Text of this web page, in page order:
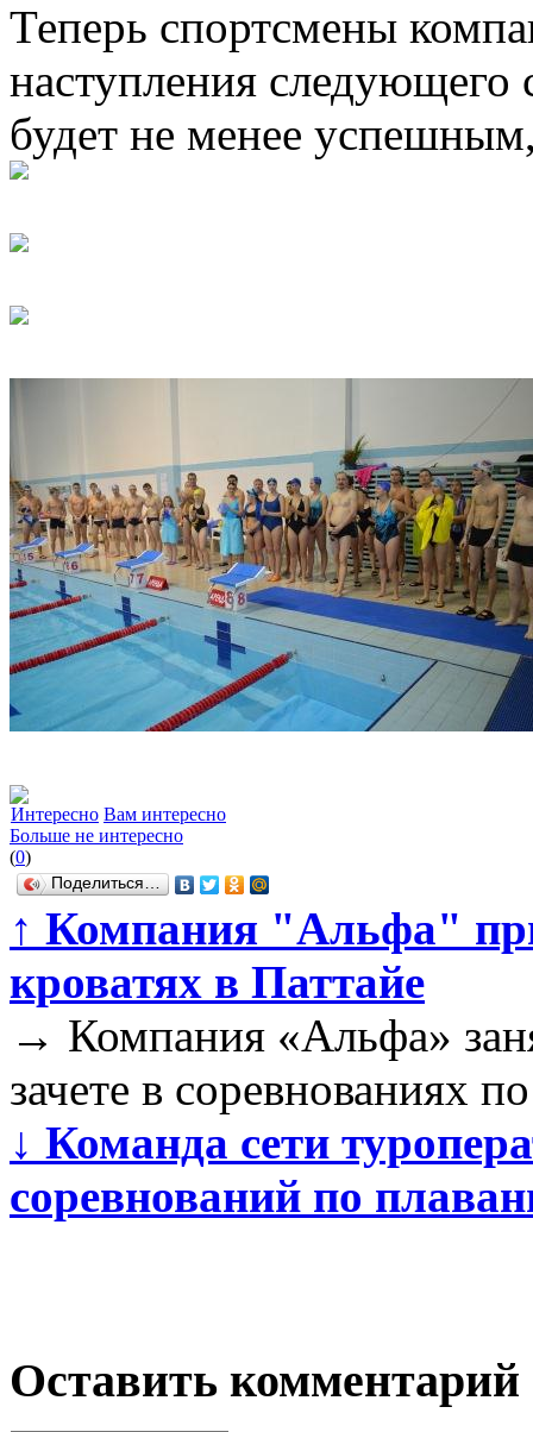
Теперь спортсмены
наступления следующего
будет не менее
Интересно Вам интересно
Больше не интересно
(0)
Поделиться…
↑ Компания "Альфа"
кроватях в Паттайе
→ Компания «Альфа»
зачете в соревнованиях
↓ Команда сети
соревнований по
Оставить комментарий